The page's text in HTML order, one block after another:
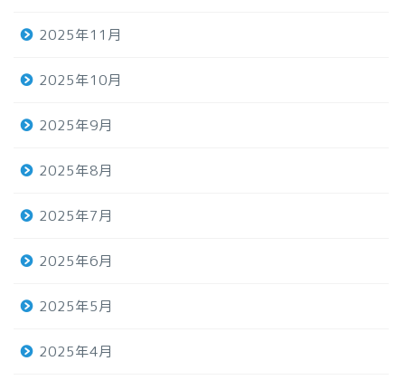
2025年11月
2025年10月
2025年9月
2025年8月
2025年7月
2025年6月
2025年5月
2025年4月